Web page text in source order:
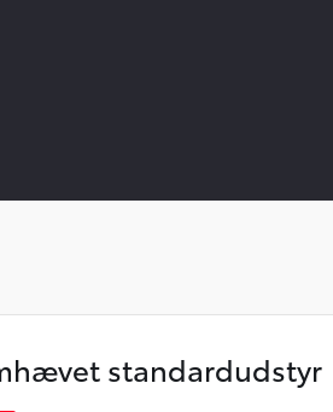
standardudstyr